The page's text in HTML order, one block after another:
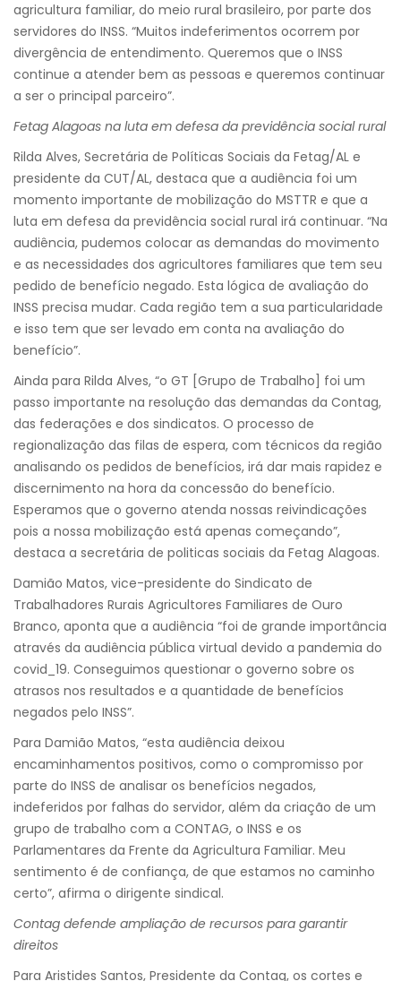
agricultura familiar, do meio rural brasileiro, por parte dos
servidores do INSS. “Muitos indeferimentos ocorrem por
divergência de entendimento. Queremos que o INSS
continue a atender bem as pessoas e queremos continuar
a ser o principal parceiro”.
Fetag Alagoas na luta em defesa da previdência social rural
Rilda Alves, Secretária de Políticas Sociais da Fetag/AL e
presidente da CUT/AL, destaca que a audiência foi um
momento importante de mobilização do MSTTR e que a
luta em defesa da previdência social rural irá continuar. “Na
audiência, pudemos colocar as demandas do movimento
e as necessidades dos agricultores familiares que tem seu
pedido de benefício negado. Esta lógica de avaliação do
INSS precisa mudar. Cada região tem a sua particularidade
e isso tem que ser levado em conta na avaliação do
benefício”.
Ainda para Rilda Alves, “o GT [Grupo de Trabalho] foi um
passo importante na resolução das demandas da Contag,
das federações e dos sindicatos. O processo de
regionalização das filas de espera, com técnicos da região
analisando os pedidos de benefícios, irá dar mais rapidez e
discernimento na hora da concessão do benefício.
Esperamos que o governo atenda nossas reivindicações
pois a nossa mobilização está apenas começando”,
destaca a secretária de politicas sociais da Fetag Alagoas.
Damião Matos, vice-presidente do Sindicato de
Trabalhadores Rurais Agricultores Familiares de Ouro
Branco, aponta que a audiência “foi de grande importância
através da audiência pública virtual devido a pandemia do
covid_19. Conseguimos questionar o governo sobre os
atrasos nos resultados e a quantidade de benefícios
negados pelo INSS”.
Para Damião Matos, “esta audiência deixou
encaminhamentos positivos, como o compromisso por
parte do INSS de analisar os benefícios negados,
indeferidos por falhas do servidor, além da criação de um
grupo de trabalho com a CONTAG, o INSS e os
Parlamentares da Frente da Agricultura Familiar. Meu
sentimento é de confiança, de que estamos no caminho
certo”, afirma o dirigente sindical.
Contag defende ampliação de recursos para garantir
direitos
Para Aristides Santos, Presidente da Contag, os cortes e